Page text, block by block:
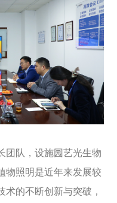
团队，设施园艺光生物
物照明是近年来发展较
的不断创新与突破，